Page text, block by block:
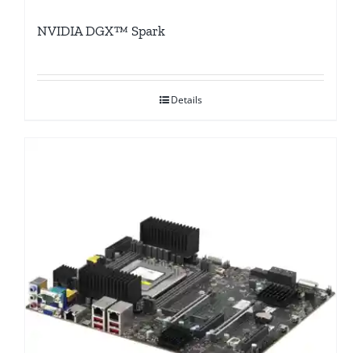
NVIDIA DGX™ Spark
Details